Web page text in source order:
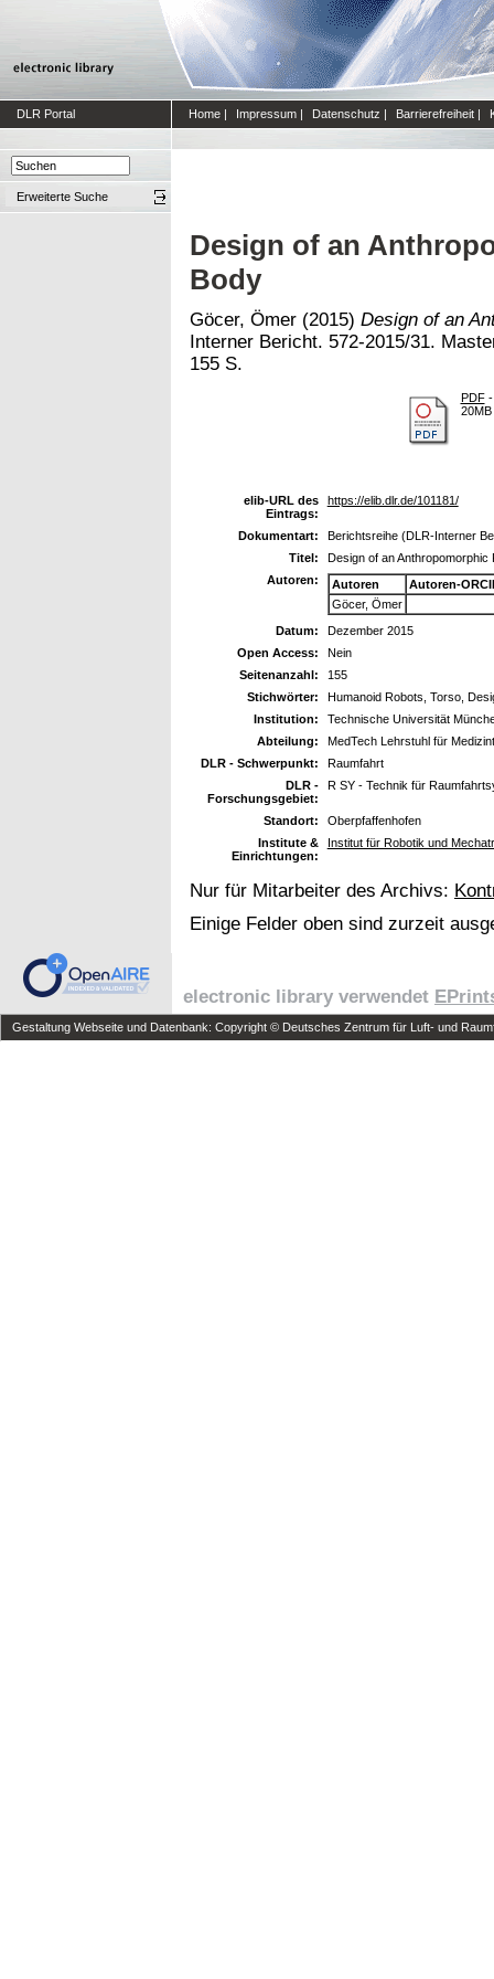
DLR Portal Home | Impressum | Datenschutz | Barrierefreiheit |
Erweiterte Suche
Design of an
Body
Göcer, Ömer (2015) Design of an
Interner Bericht. 572-2015/31.
155 S.
PDF-
20MB
elib-URL des
Eintrags:
https://elib.dlr.de/101181/
Dokumentart:
Berichtsreihe (DLR-Interner
Titel:
Design of an Anthropomorphic
Autoren:
Autoren
Autoren-
Göcer, Ömer
Datum:
Dezember 2015
Open Access:
Nein
Seitenanzahl:
155
Stichwörter:
Humanoid Robots, Torso,
Institution:
Technische Universität
Abteilung:
MedTech Lehrstuhl für
DLR - Schwerpunkt:
Raumfahrt
DLR -
Forschungsgebiet:
R SY - Technik für
Standort:
Oberpfaffenhofen
Institute &
Einrichtungen:
Institut für Robotik und
Nur für Mitarbeiter des Archivs:
Einige Felder oben sind zurzeit
electronic library verwendet
Gestaltung Webseite und Datenbank: Copyright © Deutsches Zentrum für Luft- und